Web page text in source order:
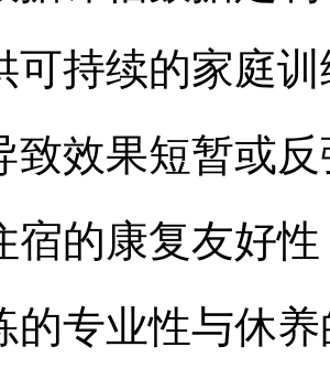
可持续的家庭
致效果短暂或
宿的康复友好
的专业性与休